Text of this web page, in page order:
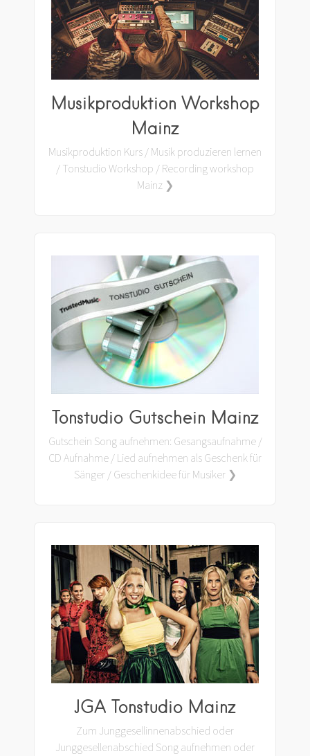
Musikproduktion Workshop
Mainz
Musikproduktion Kurs / Musik produzieren lernen
/ Tonstudio Workshop / Recording workshop
Mainz ❯
Tonstudio Gutschein Mainz
Gutschein Song aufnehmen: Gesangsaufnahme /
CD Aufnahme / Lied aufnehmen als Geschenk für
Sänger / Geschenkidee für Musiker ❯
JGA Tonstudio Mainz
Zum Junggesellinnenabschied oder
Junggesellenabschied Song aufnehmen oder